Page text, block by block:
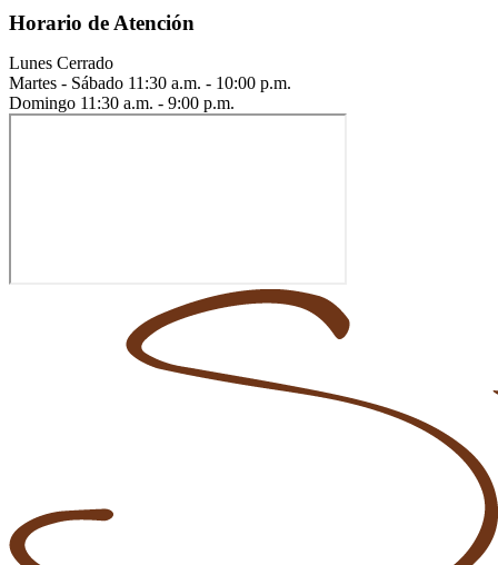
Horario de Atención
Lunes Cerrado
Martes - Sábado 11:30 a.m. - 10:00 p.m.
Domingo 11:30 a.m. - 9:00 p.m.